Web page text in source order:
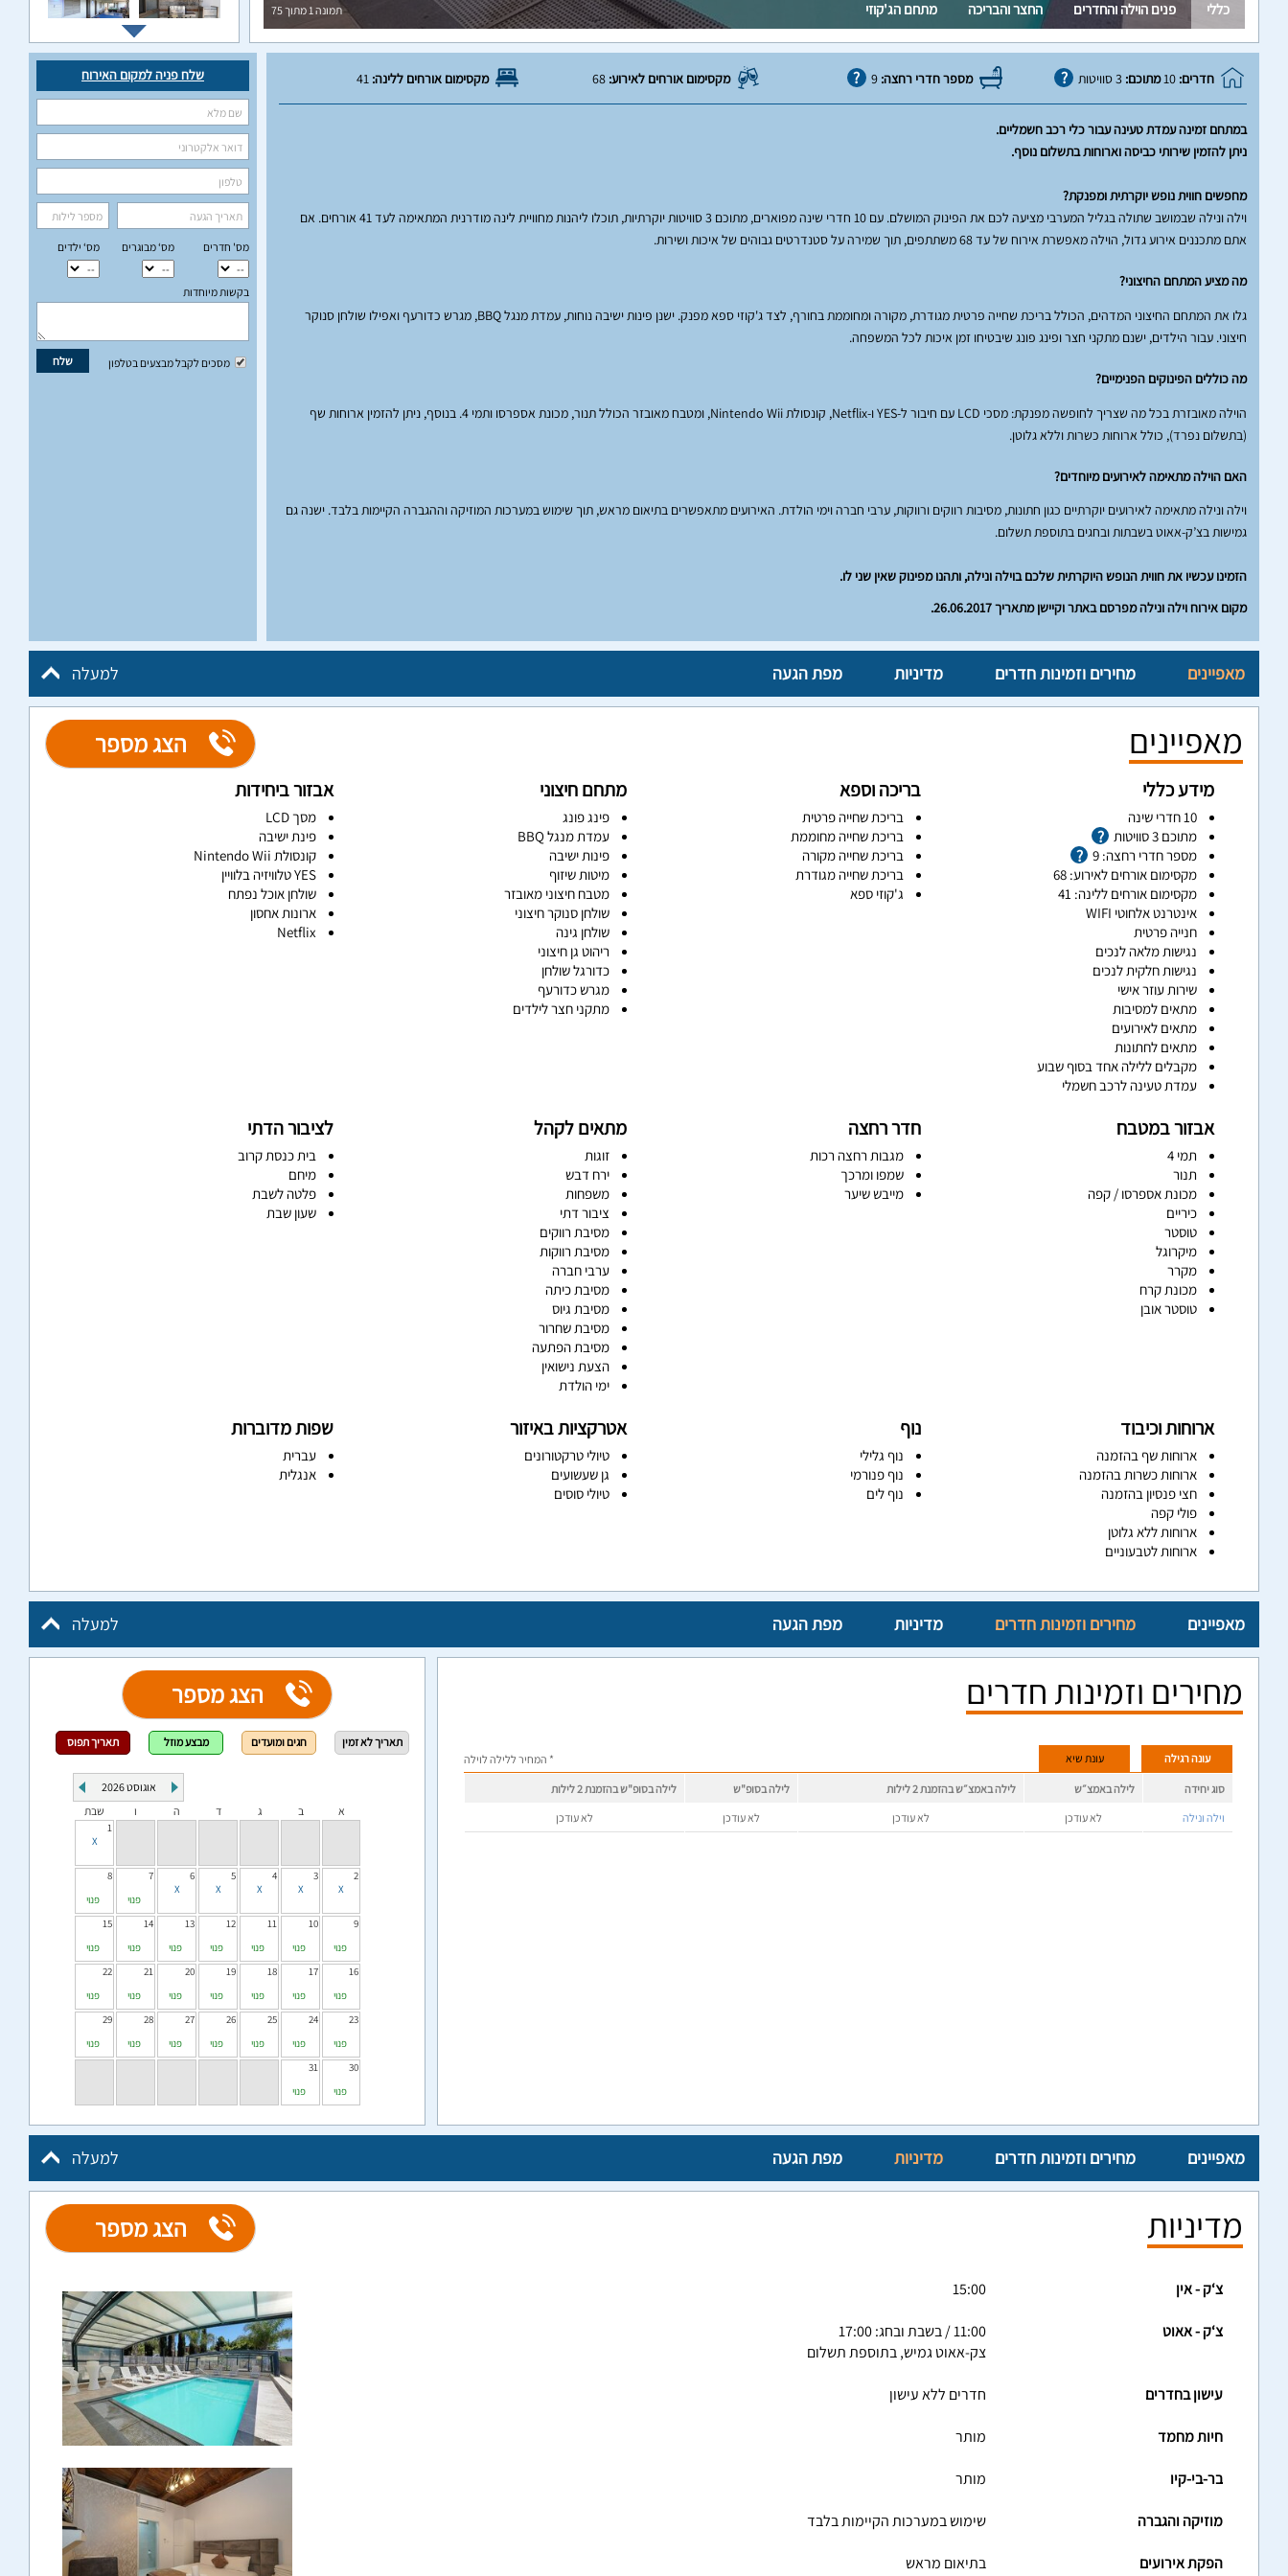
תמונה1מתוך75 כללי פנים הוילה והחדרים החצר והבריכה מתחם הג'קוזי
שלח פניה למקום האירוח
מס‘ ילדים מס‘ מבוגרים מס' חדרים
בקשות מיוחדות
שלח מסכים לקבל מבצעים בטלפון
חדרים: מתוכם: מספר חדרי רחצה:9 מקסימום אורחים לאירוע: 68 מקסימום אורחים ללינה:41
במתחם זמינה עמדת טעינה עבור כלי רכב חשמליים.
ניתן להזמין שירותי כביסה וארוחות בתשלום נוסף.
מחפשים חווית נופש יוקרתית ומפנקת?
וילה ונילה שבמושב שתולה בגליל המערבי מציעה לכם את הפינוק המושלם. עם 10 חדרי שינה מפוארים, מתוכם 3 סוויטות יוקרתיות, תוכלו ליהנות מחוויית לינה מודרנית המתאימה לעד 41 אורחים. אם
אתם מתכננים אירוע גדול, הוילה מאפשרת אירוח של עד 68 משתתפים, תוך שמירה על סטנדרטים גבוהים של איכות ושירות.
מה מציע המתחם החיצוני?
גלו את המתחם החיצוני המדהים, הכולל בריכת שחייה פרטית מגודרת, מקורה ומחוממת בחורף, לצד ג'קוזי ספא מפנק. ישנן פינות ישיבה נוחות, עמדת מנגל BBQ, מגרש כדורעף ואפילו שולחן סנוקר
חיצוני. עבור הילדים, ישנם מתקני חצר ופינג פונג שיבטיחו זמן איכות לכל המשפחה.
מה כוללים הפינוקים הפנימיים?
הוילה מאובזרת בכל מה שצריך לחופשה מפנקת: מסכי LCD עם חיבור ל-YES ו-Netflix, קונסולת Nintendo Wii, ומטבח מאובזר הכולל תנור, מכונת אספרסו ותמי 4. בנוסף, ניתן להזמין ארוחות שף
(בתשלום נפרד), כולל ארוחות כשרות וללא גלוטן.
האם הוילה מתאימה לאירועים מיוחדים?
וילה ונילה מתאימה לאירועים יוקרתיים כגון חתונות, מסיבות רווקים ורווקות, ערבי חברה וימי הולדת. האירועים מתאפשרים בתיאום מראש, תוך שימוש במערכות המוזיקה וההגברה הקיימות בלבד. ישנה גם
גמישות בצ’ק-אאוט בשבתות ובחגים בתוספת תשלום.
הזמינו עכשיו את חווית הנופש היוקרתית שלכם בוילה ונילה, ותהנו מפינוק שאין שני לו.
מקום אירוח וילה ונילה מפרסם באתר וקיישן מתאריך 26.06.2017.
למעלה מאפיינים מחירים וזמינות חדרים מדיניות מפת הגעה
מאפיינים הצג מספר
מידע כללי
10 חדרי שינה
מתוכם 3 סוויטות
מספר חדרי רחצה: 9
מקסימום אורחים לאירוע: 68
מקסימום אורחים ללינה: 41
אינטרנט אלחוטי WIFI
חנייה פרטית
נגישות מלאה לנכים
נגישות חלקית לנכים
שירות עוזר אישי
מתאים למסיבות
מתאים לאירועים
מתאים לחתונות
מקבלים ללילה אחד בסוף שבוע
עמדת טעינה לרכב חשמלי
בריכה וספא
בריכת שחייה פרטית
בריכת שחייה מחוממת
בריכת שחייה מקורה
בריכת שחייה מגודרת
ג'קוזי ספא
מתחם חיצוני
פינג פונג
עמדת מנגל BBQ
פינות ישיבה
מיטות שיזוף
מטבח חיצוני מאובזר
שולחן סנוקר חיצוני
שולחן גינה
ריהוט גן חיצוני
כדורגל שולחן
מגרש כדורעף
מתקני חצר לילדים
אבזור ביחידות
מסך LCD
פינת ישיבה
קונסולת Nintendo Wii
YES טלוויזיה בלוויין
שולחן אוכל נפתח
ארונות אחסון
Netflix
אבזור במטבח
תמי 4
תנור
מכונת אספרסו / קפה
כיריים
טוסטר
מיקרוגל
מקרר
מכונת קרח
טוסטר אובן
חדר רחצה
מגבות רחצה רכות
שמפו ומרכך
מייבש שיער
מתאים לקהל
זוגות
ירח דבש
משפחות
ציבור דתי
מסיבת רווקים
מסיבת רווקות
ערבי חברה
מסיבת כיתה
מסיבת גיוס
מסיבת שחרור
מסיבת הפתעה
הצעת נישואין
ימי הולדת
לציבור הדתי
בית כנסת קרוב
מיחם
פלטה לשבת
שעון שבת
ארוחות וכיבוד
ארוחות שף בהזמנה
ארוחות כשרות בהזמנה
חצי פנסיון בהזמנה
פולי קפה
ארוחות ללא גלוטן
ארוחות לטבעוניים
נוף
נוף גלילי
נוף פנורמי
נוף לים
אטרקציות באיזור
טיולי טרקטורונים
גן שעשועים
טיולי סוסים
שפות מדוברות
עברית
אנגלית
למעלה מאפיינים מחירים וזמינות חדרים מדיניות מפת הגעה
מחירים וזמינות חדרים
עונה רגילה עונת שיא * המחיר ללילה לוילה
סוג יחידה לילה באמצ״ש לילה באמצ״ש בהזמנת 2 לילות לילה בסופ"ש
לילה בסופ"ש בהזמנת 2 לילות
וילה ונילה
לא עודכן לא עודכן לא עודכן לא עודכן
הצג מספר
תאריך לא זמין חגים ומועדים מבצע מוזל תאריך תפוס
אוגוסט2026
א
ב ג ד ה ו שבת
1
2
3
4
5
6
7
פנוי
8
פנוי
9
פנוי
10
פנוי
11
פנוי
12
פנוי
13
פנוי
14
פנוי
15
פנוי
16
פנוי
17
פנוי
18
פנוי
19
פנוי
20
פנוי
21
פנוי
22
פנוי
23
פנוי
24
פנוי
25
פנוי
26
פנוי
27
פנוי
28
פנוי
29
פנוי
30
פנוי
31
פנוי
למעלה מאפיינים מחירים וזמינות חדרים מדיניות מפת הגעה
מדיניות הצג מספר
צ‘ק - אין 15:00
צ‘ק - אאוט
11:00 / בשבת ובחג: 17:00
צק-אאוט גמיש, בתוספת תשלום
עישון בחדרים חדרים ללא עישון
חיות מחמד מותר
בר-בי-קיו מותר
מוזיקה והגברה שימוש במערכות הקיימות בלבד
הפקת אירועים בתיאום מראש